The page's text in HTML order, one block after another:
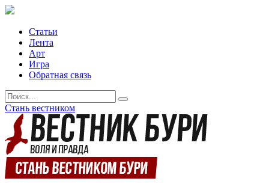
Статьи
Лента
Арт
Игра
Обратная связь
Стань вестником